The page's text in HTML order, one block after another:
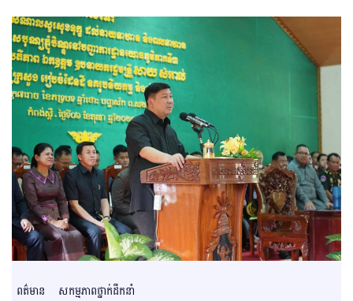
ពត៌មាន សកម្មភាពថ្នាក់ដឹកនាំ